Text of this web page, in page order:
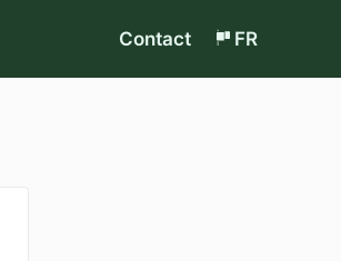
Contact FR